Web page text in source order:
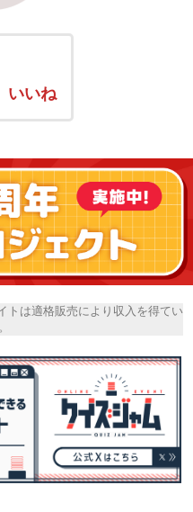
いいね
トは適格販売により収入を得てい